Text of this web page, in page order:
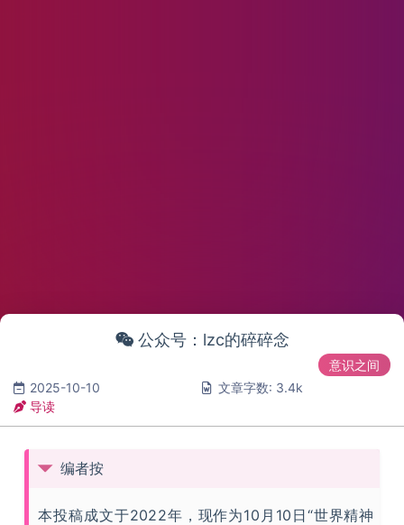
公众号：lzc的碎碎念
意识之间
2025-10-10
文章字数: 3.4k
导读
编者按
本投稿成文于2022年，现作为10月10日“世界精神